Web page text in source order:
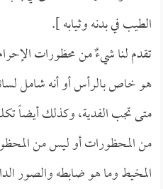
الطيب في بدنه وثيابه ].
تقدم لنا شيءٌ من محظورات
هو خاص بالرأس أو أنه شامل
متى تجب الفدية، وكذلك أيضاً
من المحظورات أو ليس من
المخيط وما هو ضابطه والصور